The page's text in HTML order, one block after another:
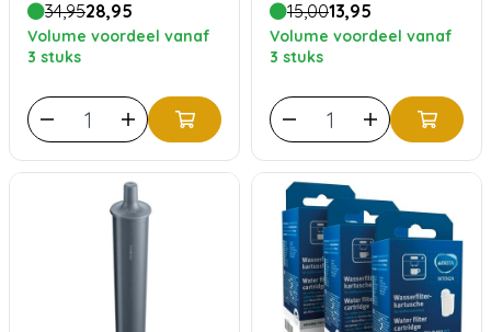
34,9528,95
Volume voordeel vanaf
3 stuks
15,0013,95
Volume voordeel vanaf
3 stuks